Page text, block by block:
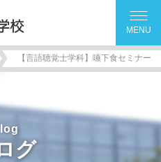
MENU
【言語聴覚士学科】嚥下食セミナー
グ